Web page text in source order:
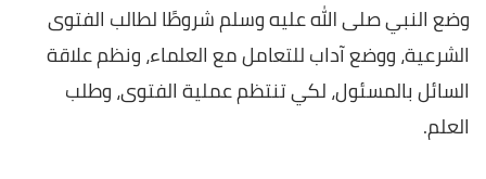
وضع النبي صلى الله عليه وسلم شروطًا لطالب الفتوى
الشرعية، ووضع آداب للتعامل مع العلماء، ونظم علاقة
السائل بالمسئول، لكي تنتظم عملية الفتوى، وطلب
العلم.